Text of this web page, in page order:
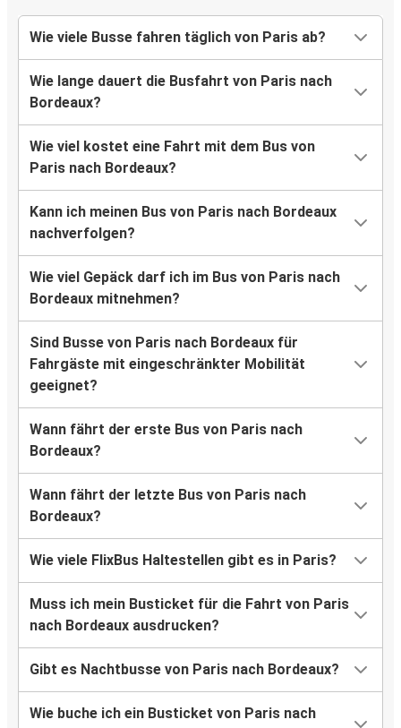
Wie viele Busse fahren täglich von Paris ab?
Wie lange dauert die Busfahrt von Paris nach
Bordeaux?
Wie viel kostet eine Fahrt mit dem Bus von
Paris nach Bordeaux?
Kann ich meinen Bus von Paris nach Bordeaux
nachverfolgen?
Wie viel Gepäck darf ich im Bus von Paris nach
Bordeaux mitnehmen?
Sind Busse von Paris nach Bordeaux für
Fahrgäste mit eingeschränkter Mobilität
geeignet?
Wann fährt der erste Bus von Paris nach
Bordeaux?
Wann fährt der letzte Bus von Paris nach
Bordeaux?
Wie viele FlixBus Haltestellen gibt es in Paris?
Muss ich mein Busticket für die Fahrt von Paris
nach Bordeaux ausdrucken?
Gibt es Nachtbusse von Paris nach Bordeaux?
Wie buche ich ein Busticket von Paris nach